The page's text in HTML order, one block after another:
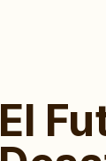
El